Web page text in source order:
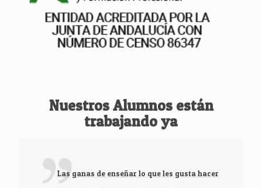
Nuestros Alumnos están
trabajando ya
Las ganas de enseñar lo que les gusta hacer